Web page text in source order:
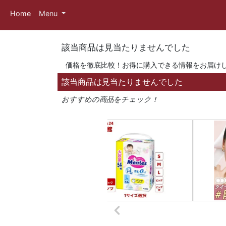
Home Menu
該当商品は見当たりませんでした
価格を徹底比較！お得に購入できる情報をお届け
該当商品は見当たりませんでした
おすすめの商品をチェック！